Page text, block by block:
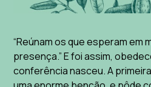
“Reúnam os que esperam em
presença.” E foi assim,
conferência nasceu. A